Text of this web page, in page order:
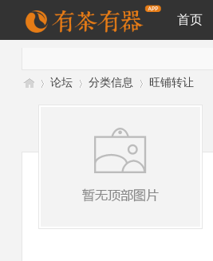
首页
有
论坛 分类信息 旺铺转让